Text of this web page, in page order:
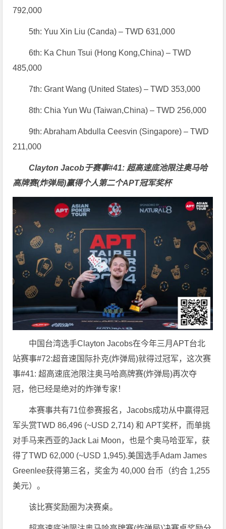
792,000
5th: Yuu Xin Liu (Canda) – TWD 631,000
6th: Ka Chun Tsui (Hong Kong,China) – TWD
485,000
7th: Grant Wang (United States) – TWD 353,000
8th: Chia Yun Wu (Taiwan,China) – TWD 256,000
9th: Abraham Abdulla Ceesvin (Singapore) – TWD
211,000
Clayton Jacob于赛事#41: 超高速底池限注奥马哈
高牌赛(炸弹局)赢得个人第二个APT冠军奖杯
中国台湾选手Clayton Jacobs在今年三月APT台北
站赛事#72:超音速国际扑克(炸弹局)就得过冠军，这次赛
事#41: 超高速底池限注奥马哈高牌赛(炸弹局)再次夺
冠，他已经是绝对的炸弹专家！
本赛事共有71位参赛报名，Jacobs成功从中赢得冠
军头赏TWD 86,496 (~USD 2,714) 和 APT奖杯，而单挑
对手马来西亚的Jack Lai Moon，也是个奥马哈亚军，获
得了TWD 62,000 (~USD 1,945).美国选手Adam James
Greenlee获得第三名，奖金为 40,000 台币（约合 1,255
美元）。
该比赛奖励圈为决赛桌。